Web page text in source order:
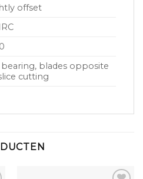
offset
bearing, blades opposite
cutting